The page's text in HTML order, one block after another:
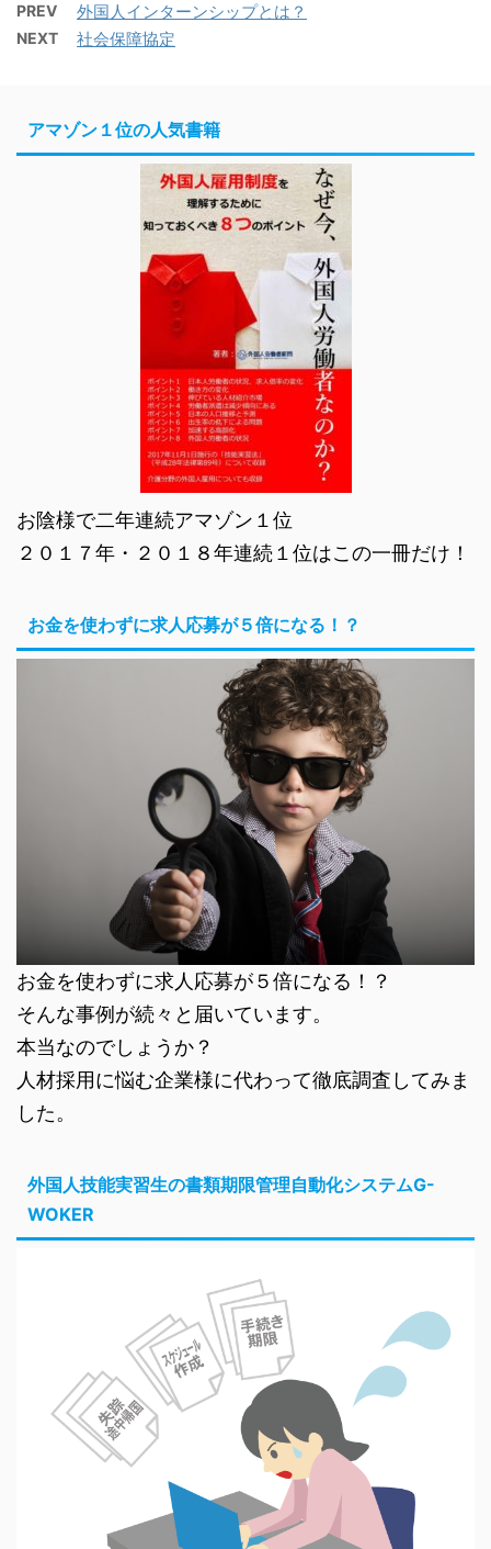
PREV 外国人インターンシップとは？
NEXT 社会保障協定
アマゾン１位の人気書籍
お陰様で二年連続アマゾン１位
２０１７年・２０１８年連続１位はこの一冊だけ！
お金を使わずに求人応募が５倍になる！？
お金を使わずに求人応募が５倍になる！？
そんな事例が続々と届いています。
本当なのでしょうか？
人材採用に悩む企業様に代わって徹底調査してみま
した。
外国人技能実習生の書類期限管理自動化システムG-
WOKER